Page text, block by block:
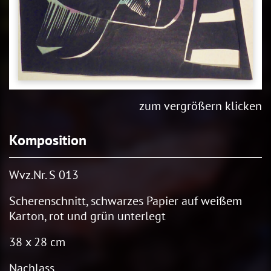
zum vergrößern klicken
Komposition
Wvz.Nr. S 013
Scherenschnitt, schwarzes Papier auf weißem
Karton, rot und grün unterlegt
38 x 28 cm